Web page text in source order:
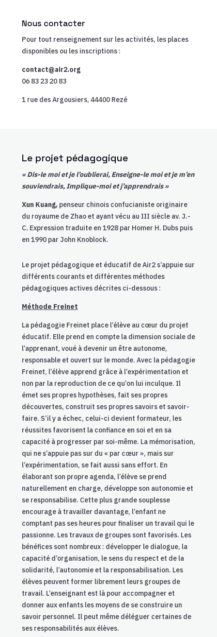
Nous contacter
Pour tout renseignement sur les activités, les places
disponibles ou les inscriptions :
contact@air2.org
06 83 23 20 83
1 rue des Argousiers, 44400 Rezé
Le projet pédagogique
« Dis-le moi et je l’oublierai, Enseigne-le moi et je m’en
souviendrais, Implique-moi et j’apprendrais »
Xun Kuang, penseur chinois confucianiste originaire
du royaume de Zhao et ayant vécu au III siècle av. J.-
C.Expression traduite en 1928 par Homer H. Dubs puis
en 1990 par John Knoblock.
Le projet pédagogique et éducatif de Air2 s’appuie sur
différents courants et différentes méthodes
pédagogiques actives décrites ci-dessous :
Méthode Freinet
La pédagogie Freinet place l’élève au cœur du projet
éducatif. Elle prend en compte la dimension sociale de
l’apprenant, voué à devenir un être autonome,
responsable et ouvert sur le monde. Avec la pédagogie
Freinet, l’élève apprend grâce à l’expérimentation et
non par la reproduction de ce qu’on lui inculque. Il
émet ses propres hypothèses, fait ses propres
découvertes, construit ses propres savoirs et savoir-
faire. S’il y a échec, celui-ci devient formateur, les
réussites favorisent la confiance en soi et en sa
capacité à progresser par soi-même. La mémorisation,
qui ne s’appuie pas sur du « par cœur », mais sur
l’expérimentation, se fait aussi sans effort. En
élaborant son propre agenda, l’élève se prend
naturellement en charge, développe son autonomie et
se responsabilise. Cette plus grande souplesse
encourage à travailler davantage, l’enfant ne
comptant pas ses heures pour finaliser un travail qui le
passionne. Les travaux de groupes sont favorisés. Les
bénéfices sont nombreux : développer le dialogue, la
capacité d’organisation, le sens du respect et de la
solidarité, l’autonomie et la responsabilisation. Les
élèves peuvent former librement leurs groupes de
travail. L’enseignant est là pour accompagner et
donner aux enfants les moyens de se construire un
savoir personnel. Il peut même déléguer certaines de
ses responsabilités aux élèves.